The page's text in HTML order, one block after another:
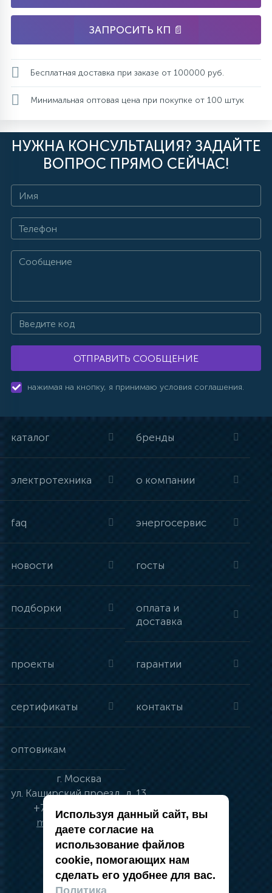
С УПРАВЛЕНИЕМ
15
АКСЕССУАРЫ
41
ЗАПРОСИТЬ КП 📄
Бесплатная доставка при заказе от 100000 руб.
Минимальная оптовая цена при покупке от 100 штук
НУЖНА КОНСУЛЬТАЦИЯ? ЗАДАЙТЕ
ВОПРОС ПРЯМО СЕЙЧАС!
ОТПРАВИТЬ СООБЩЕНИЕ
нажимая на кнопку, я принимаю условия соглашения.
каталог бренды
электротехника о компании
faq энергосервис
новости госты
подборки
оплата и
доставка
проекты гарантии
сертификаты контакты
оптовикам
г. Москва
ул. Каширский проезд, д. 13
+7 (495) 134-41-83
moskva@vincci.ru
политика в отношении обработки
Используя данный сайт, вы
даете согласие на
использование файлов
cookie, помогающих нам
сделать его удобнее для вас.
Политика